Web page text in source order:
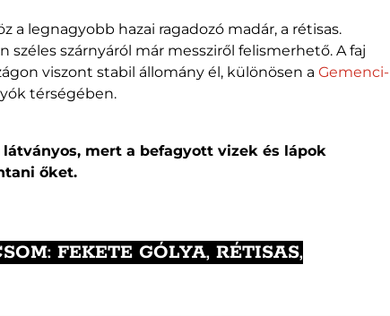
legnagyobb hazai ragadozó madár, a rétisas.
szárnyáról már messziről felismerhető. A faj
viszont stabil állomány él, különösen a Gemenci-
térségében.
mert a befagyott vizek és lápok
őket.
FEKETE GÓLYA, RÉTISAS,